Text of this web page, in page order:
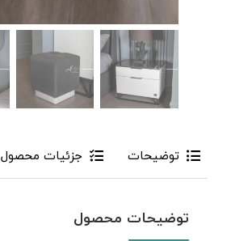
توضیحات جزئیات محصول
توضیحات محصول